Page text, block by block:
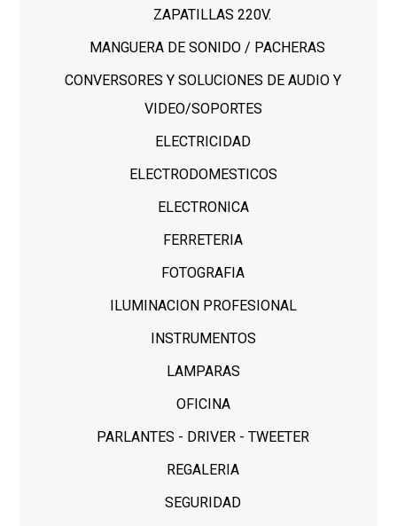
ZAPATILLAS 220V.
MANGUERA DE SONIDO / PACHERAS
CONVERSORES Y SOLUCIONES DE AUDIO Y
VIDEO/SOPORTES
ELECTRICIDAD
ELECTRODOMESTICOS
ELECTRONICA
FERRETERIA
FOTOGRAFIA
ILUMINACION PROFESIONAL
INSTRUMENTOS
LAMPARAS
OFICINA
PARLANTES - DRIVER - TWEETER
REGALERIA
SEGURIDAD